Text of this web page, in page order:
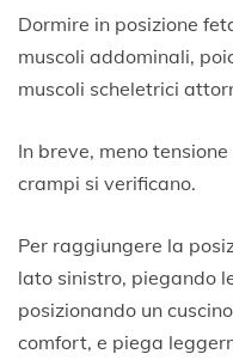
Dormire in posizione
muscoli addominali,
muscoli scheletrici
In breve, meno tensione
crampi si verificano.
Per raggiungere la
lato sinistro, piegando
posizionando un
comfort, e piega